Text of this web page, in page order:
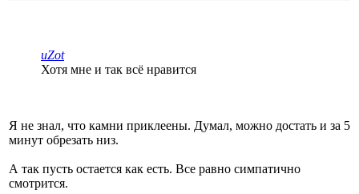
uZot
Хотя мне и так всё нравится
Я не знал, что камни приклеены. Думал, можно достать и за 5
минут обрезать низ.
А так пусть остается как есть. Все равно симпатично
смотрится.